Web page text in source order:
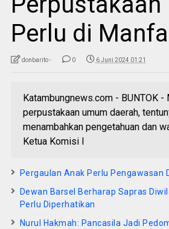
Perlu di
donbarito - 0 6 Juni 2024 01:21
Katambungnews.com - BUNTOK -
perpustakaan umum daerah,
menambahkan pengetahuan dan
Ketua Komisi l
Pergaulan Anak Perlu Pengawasan
Dewan Barsel Berharap Sapras
Perlu Diperhatikan
Nurul Hakmah: Pancasila Jadi